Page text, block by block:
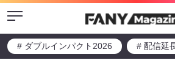
Menu
# ダブルインパクト2026 # 配信延